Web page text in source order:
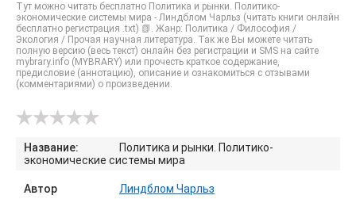
Тут можно читать бесплатно Политика и рынки. Политико-
экономические системы мира - Линдблом Чарльз (читать книги онлайн
бесплатно регистрация .txt) 📗. Жанр: Политика / Философия /
Экология / Прочая научная литература. Так же Вы можете читать
полную версию (весь текст) онлайн без регистрации и SMS на сайте
mybrary.info (MYBRARY) или прочесть краткое содержание,
предисловие (аннотацию), описание и ознакомиться с отзывами
(комментариями) о произведении.
Название:
Политика и рынки. Политико-
экономические системы мира
Автор Линдблом Чарльз